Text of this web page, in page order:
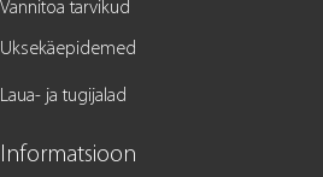
Vannitoa tarvikud
Uksekäepidemed
Laua- ja tugijalad
Informatsioon